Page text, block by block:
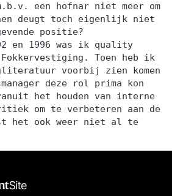
een hofnar niet meer om
deugt toch eigenlijk niet
positie?
en 1996 was ik quality
Toen heb ik
voorbij zien komen
deze rol prima kon
het houden van interne
om te verbeteren aan de
het ook weer niet al te